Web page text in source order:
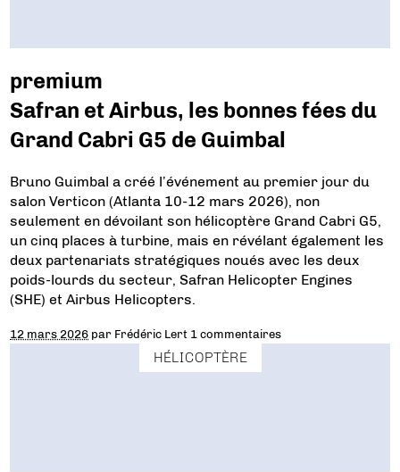
premium
Safran et Airbus, les bonnes fées du
Grand Cabri G5 de Guimbal
Bruno Guimbal a créé l’événement au premier jour du
salon Verticon (Atlanta 10-12 mars 2026), non
seulement en dévoilant son hélicoptère Grand Cabri G5,
un cinq places à turbine, mais en révélant également les
deux partenariats stratégiques noués avec les deux
poids-lourds du secteur, Safran Helicopter Engines
(SHE) et Airbus Helicopters.
12 mars 2026 par Frédéric Lert 1 commentaires
HÉLICOPTÈRE